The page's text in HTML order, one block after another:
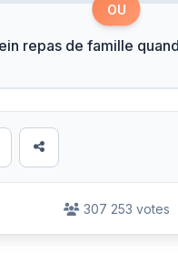
OU
repas de famille
307 253 votes